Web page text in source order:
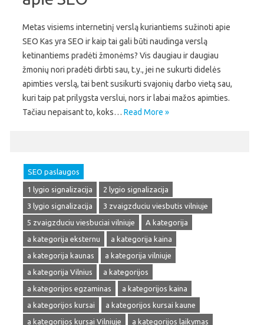
Metas visiems internetinį verslą kuriantiems sužinoti apie
SEO Kas yra SEO ir kaip tai gali būti naudinga verslą
ketinantiems pradėti žmonėms? Vis daugiau ir daugiau
žmonių nori pradėti dirbti sau, t.y., jei ne sukurti didelės
apimties verslą, tai bent susikurti svajonių darbo vietą sau,
kuri taip pat prilygsta verslui, nors ir labai mažos apimties.
Tačiau nepaisant to, koks… Read More »
SEO paslaugos
1 lygio signalizacija
2 lygio signalizacija
3 lygio signalizacija
3 zvaigzduciu viesbutis vilniuje
5 zvaigzduciu viesbuciai vilniuje
A kategorija
a kategorija eksternu
a kategorija kaina
a kategorija kaunas
a kategorija vilniuje
a kategorija Vilnius
a kategorijos
a kategorijos egzaminas
a kategorijos kaina
a kategorijos kursai
a kategorijos kursai kaune
a kategorijos kursai Vilniuje
a kategorijos laikymas